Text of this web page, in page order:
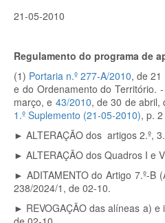
21-05-2010
Regulamento do programa de
(1) Portaria n.º 277-A/2010, de 21
e do Ordenamento do Território.
março, e 43/2010, de 30 de
1.º Suplemento (21-05-2010), p.
► ALTERAÇÃO dos artigos 2.º,
► ALTERAÇÃO dos Quadros I e
► ADITAMENTO do Artigo 7.º-
238/2024/1, de 02-10.
► REVOGAÇÃO das alíneas a) e